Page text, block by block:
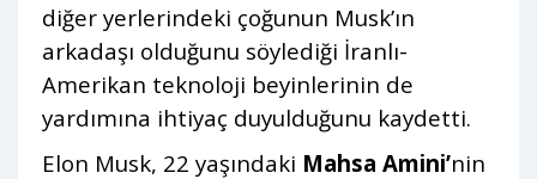
diğer yerlerindeki çoğunun Musk’ın
arkadaşı olduğunu söylediği İranlı-
Amerikan teknoloji beyinlerinin de
yardımına ihtiyaç duyulduğunu kaydetti.
Elon Musk, 22 yaşındaki Mahsa Amini’nin